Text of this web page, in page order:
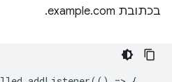
בכתובת example.com.